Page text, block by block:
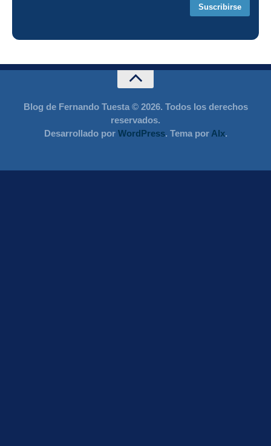
Blog de Fernando Tuesta © 2026. Todos los derechos
reservados.
Desarrollado por WordPress. Tema por Alx.